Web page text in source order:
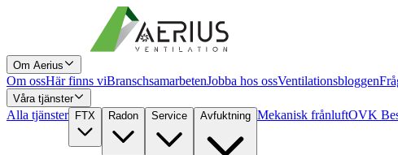
Om Aerius
Om ossHär finns viBranschsamarbetenJobba hos ossVentilationsbloggen
Våra tjänster
Alla tjänster FTX Radon Service Avfuktning Mekanisk frånluftOVK